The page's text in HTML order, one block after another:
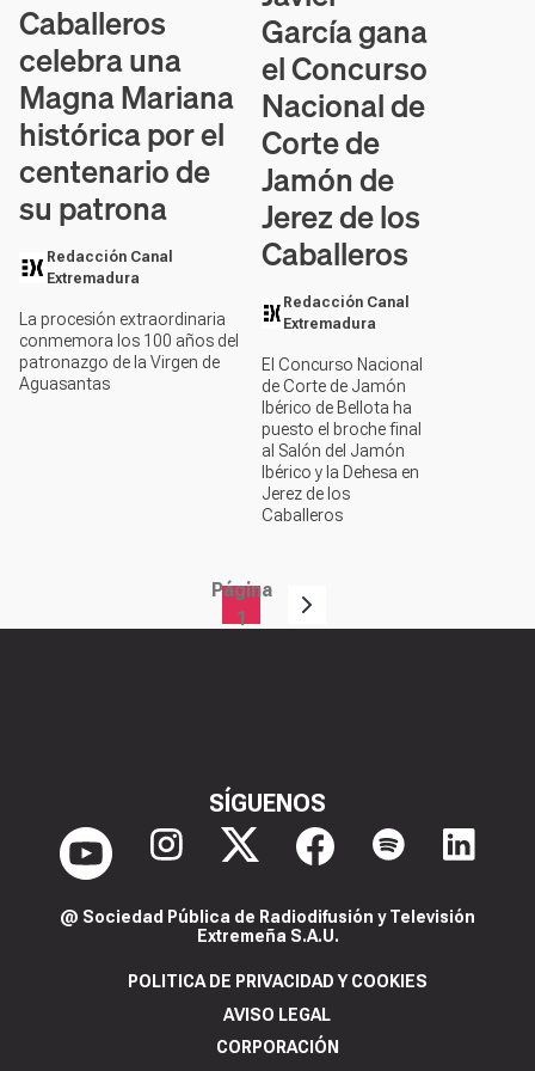
Caballeros
celebra una
Magna Mariana
histórica por el
centenario de
su patrona
Redacción Canal
Extremadura
La procesión extraordinaria
conmemora los 100 años del
patronazgo de la Virgen de
Aguasantas
García gana
el Concurso
Nacional de
Corte de
Jamón de
Jerez de los
Caballeros
Redacción Canal
Extremadura
El Concurso Nacional
de Corte de Jamón
Ibérico de Bellota ha
puesto el broche final
al Salón del Jamón
Ibérico y la Dehesa en
Jerez de los
Caballeros
Página
1
SÍGUENOS
@ Sociedad Pública de Radiodifusión y Televisión
Extremeña S.A.U.
POLITICA DE PRIVACIDAD Y COOKIES
AVISO LEGAL
CORPORACIÓN